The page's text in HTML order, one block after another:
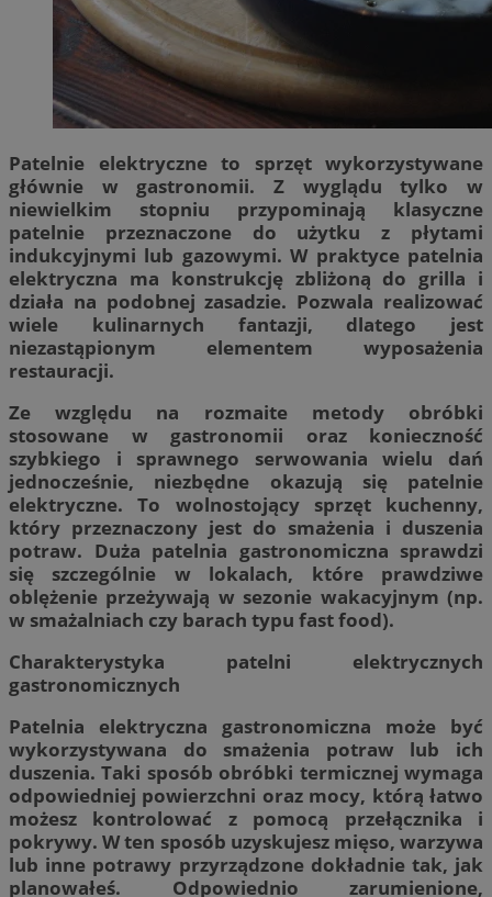
Patelnie elektryczne to sprzęt wykorzystywane
głównie w gastronomii. Z wyglądu tylko w
niewielkim stopniu przypominają klasyczne
patelnie przeznaczone do użytku z płytami
indukcyjnymi lub gazowymi. W praktyce patelnia
elektryczna ma konstrukcję zbliżoną do grilla i
działa na podobnej zasadzie. Pozwala realizować
wiele kulinarnych fantazji, dlatego jest
niezastąpionym elementem wyposażenia
restauracji.
Ze względu na rozmaite metody obróbki
stosowane w gastronomii oraz konieczność
szybkiego i sprawnego serwowania wielu dań
jednocześnie, niezbędne okazują się patelnie
elektryczne. To wolnostojący sprzęt kuchenny,
który przeznaczony jest do smażenia i duszenia
potraw. Duża patelnia gastronomiczna sprawdzi
się szczególnie w lokalach, które prawdziwe
oblężenie przeżywają w sezonie wakacyjnym (np.
w smażalniach czy barach typu fast food).
Charakterystyka patelni elektrycznych
gastronomicznych
Patelnia elektryczna gastronomiczna może być
wykorzystywana do smażenia potraw lub ich
duszenia. Taki sposób obróbki termicznej wymaga
odpowiedniej powierzchni oraz mocy, którą łatwo
możesz kontrolować z pomocą przełącznika i
pokrywy. W ten sposób uzyskujesz mięso, warzywa
lub inne potrawy przyrządzone dokładnie tak, jak
planowałeś. Odpowiednio zarumienione,